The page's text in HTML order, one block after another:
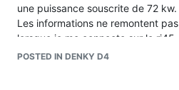
une puissance souscrite de 72 kw.
Les informations ne remontent pas
lorsque je me connecte sur le rj45.
Je me suis procuré la cartes "Mini
POSTED IN DENKY D4